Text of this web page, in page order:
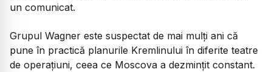
un comunicat.
Grupul Wagner este suspectat de mai mulţi ani că
pune în practică planurile Kremlinului în diferite teatre
de operaţiuni, ceea ce Moscova a dezminţit constant.